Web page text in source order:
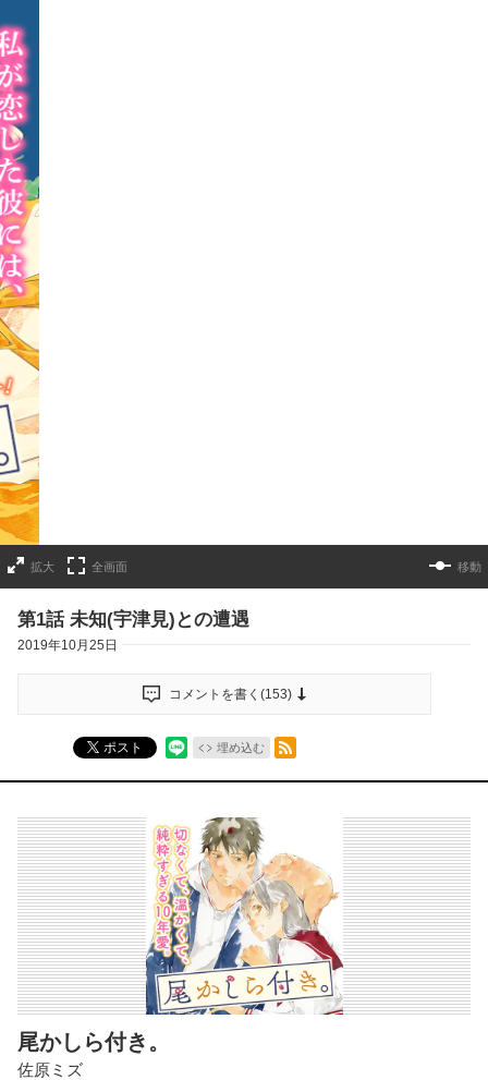
拡大 全画面 移動
第1話 未知(宇津見)との遭遇
2019年10月25日
コメントを書く(153)
ポスト 埋め込む
RSSフィード
尾かしら付き。
佐原ミズ